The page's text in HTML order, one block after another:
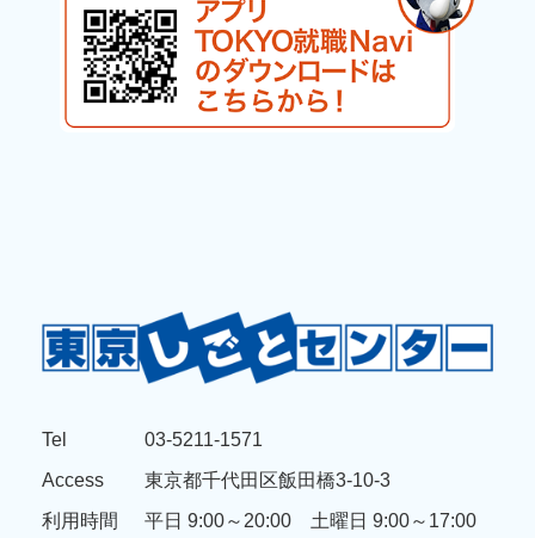
Tel
03-5211-1571
Access
東京都千代田区飯田橋3-10-3
利用時間
平日 9:00～20:00 土曜日 9:00～17:00